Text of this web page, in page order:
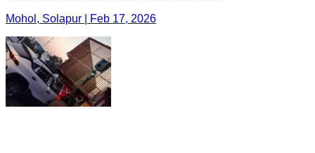
Mohol, Solapur | Feb 17, 2026